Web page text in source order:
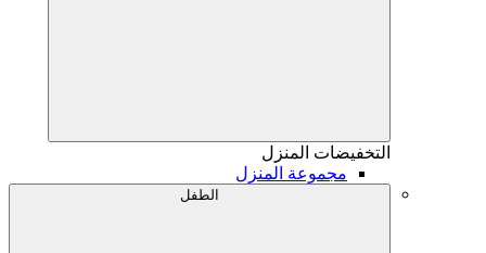
التخفيضات المنزل
مجموعة المنزل
الطفل